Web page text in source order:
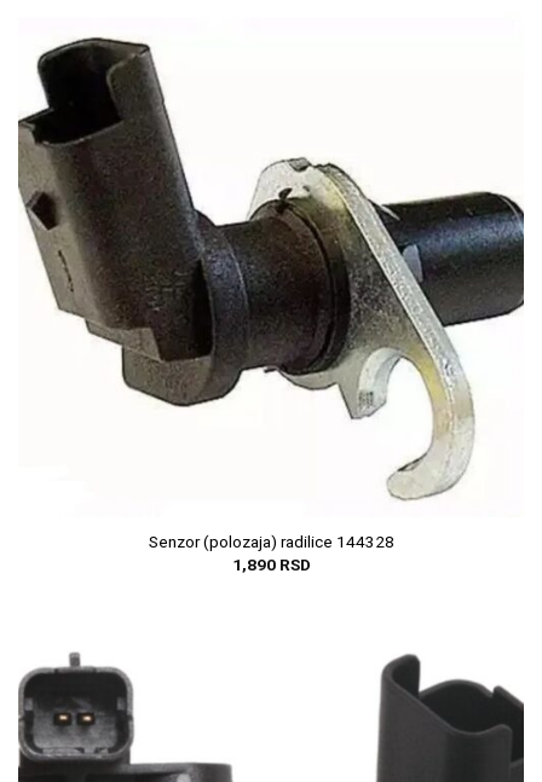
Senzor (polozaja) radilice 144328
1,890 RSD